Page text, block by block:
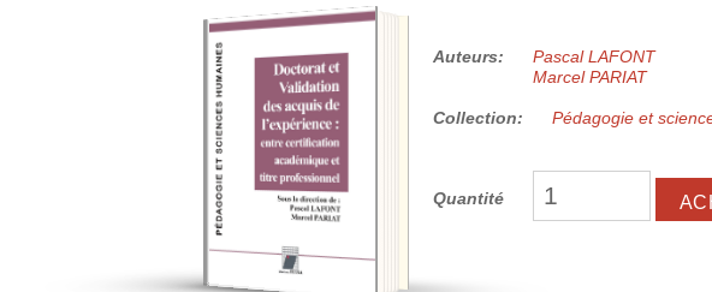
25.00€ Auteurs:
Pascal LAFONT
Marcel PARIAT
Collection: Pédagogie et
Quantité